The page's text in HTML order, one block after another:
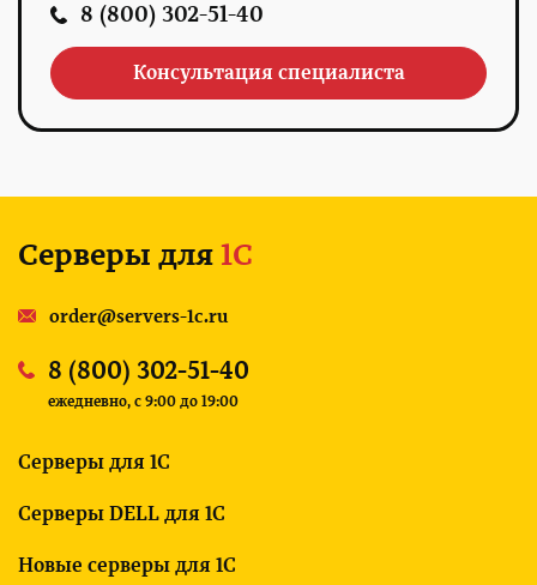
8 (800) 302-51-40
Консультация специалиста
Серверы для 1С
Серверы DELL для 1С
Новые серверы для 1С
Серверы для 1С
order@servers-1c.ru
8 (800) 302-51-40
ежедневно, c 9:00 до 19:00